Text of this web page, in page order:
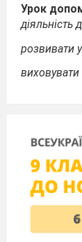
Урок
діяльність
розвивати
виховувати